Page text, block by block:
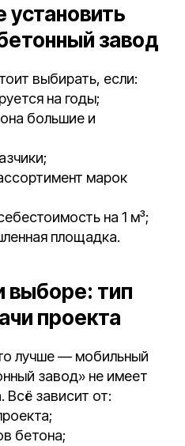
установить
завод
выбирать, если:
на годы;
большие и
марок
на 1 м³;
площадка.
выборе: тип
проекта
лучше — мобильный
завод» не имеет
Всё зависит от:
бетона;